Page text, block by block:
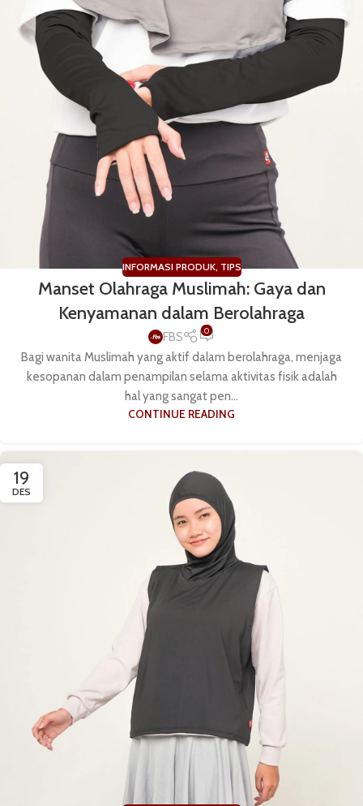
INFORMASI PRODUK, TIPS
Manset Olahraga Muslimah: Gaya dan
Kenyamanan dalam Berolahraga
FBS 0
Bagi wanita Muslimah yang aktif dalam berolahraga, menjaga
kesopanan dalam penampilan selama aktivitas fisik adalah
hal yang sangat pen...
CONTINUE READING
19
DES